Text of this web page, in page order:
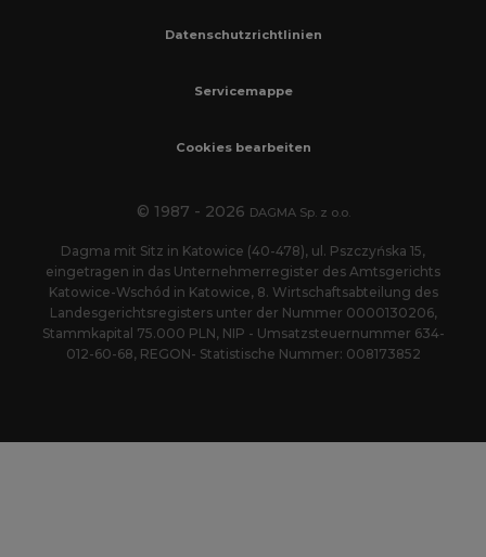
Datenschutzrichtlinien
Servicemappe
Cookies bearbeiten
© 1987 - 2026 DAGMA Sp. z o.o.
Dagma mit Sitz in Katowice (40-478), ul. Pszczyńska 15,
eingetragen in das Unternehmerregister des Amtsgerichts
Katowice-Wschód in Katowice, 8. Wirtschaftsabteilung des
Landesgerichtsregisters unter der Nummer 0000130206,
Stammkapital 75.000 PLN, NIP - Umsatzsteuernummer 634-
012-60-68, REGON- Statistische Nummer: 008173852